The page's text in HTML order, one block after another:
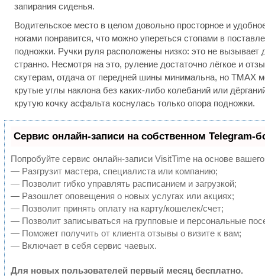
запирания сиденья.
Водительское место в целом довольно просторное и
ногами понравится, что можно упереться стопами в
подножки. Ручки руля расположены низко: это не вызывает
странно. Несмотря на это, руление достаточно лёгкое и
скутерам, отдача от передней шины минимальна, но TMAX
крутые углы наклона без каких-либо колебаний или
крутую кочку асфальта коснулась только опора подножки.
Сервис онлайн-записи на собственном Telegram-
Попробуйте сервис онлайн-записи VisitTime на основе
— Разгрузит мастера, специалиста или компанию;
— Позволит гибко управлять расписанием и загрузкой;
— Разошлет оповещения о новых услугах или акциях;
— Позволит принять оплату на карту/кошелек/счет;
— Позволит записываться на групповые и персональные
— Поможет получить от клиента отзывы о визите к вам;
— Включает в себя сервис чаевых.
Для новых пользователей первый месяц бесплатно.